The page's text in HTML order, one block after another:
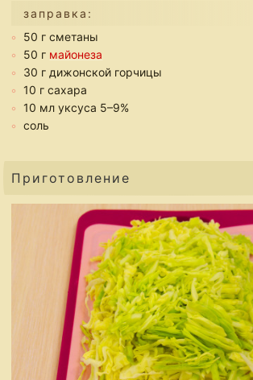
заправка:
50 г сметаны
50 г майонеза
30 г дижонской горчицы
10 г сахара
10 мл уксуса 5–9%
соль
Приготовление